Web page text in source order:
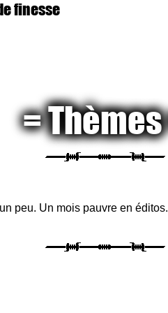
finesse
Thèmes
peu. Un mois pauvre en éditos.